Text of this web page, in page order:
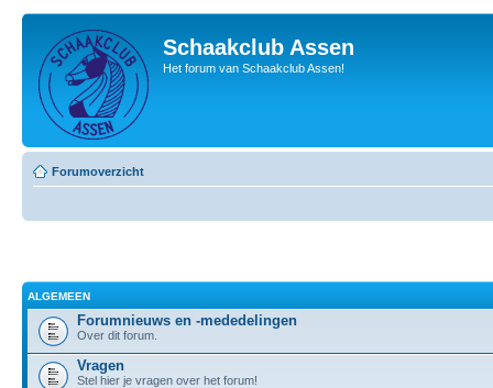
Schaakclub Assen
Het forum van Schaakclub Assen!
Forumoverzicht
ALGEMEEN
Forumnieuws en -mededelingen
Over dit forum.
Vragen
Stel hier je vragen over het forum!